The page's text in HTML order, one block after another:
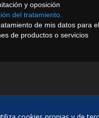
y oposición
del tratamiento.
de mis datos para
de productos o servicios